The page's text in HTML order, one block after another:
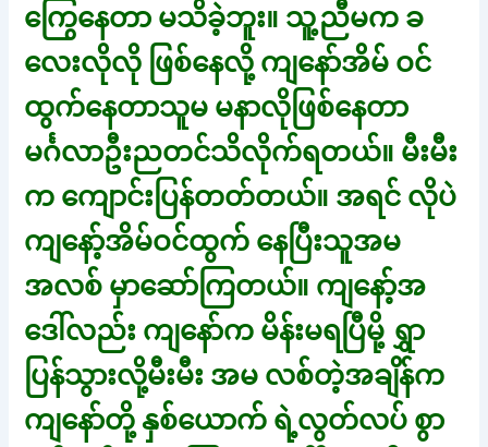
ကြွေနေတာ မသိခဲ့ဘူး။ သူ့ညီမက ခ
လေးလိုလို ဖြစ်နေလို့ ကျနော်အိမ် ဝင်
ထွက်နေတာသူမ မနာလိုဖြစ်နေတာ
မင်္ဂလာဦးညတင်သိလိုက်ရတယ်။ မီးမီး
က ကျောင်းပြန်တတ်တယ်။ အရင် လိုပဲ
ကျနော့်အိမ်ဝင်ထွက် နေပြီးသူအမ
အလစ် မှာဆော်ကြတယ်။ ကျနော့်အ
ဒေါ်လည်း ကျနော်က မိန်းမရပြီမို့ ရွှာ
ပြန်သွားလို့မီးမီး အမ လစ်တဲ့အချိန်က
ကျနော်တို့ နှစ်ယောက် ရဲ့လွတ်လပ် စွာ